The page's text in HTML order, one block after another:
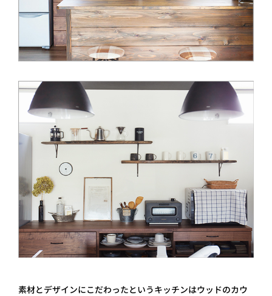
素材とデザインにこだわったというキッチンはウッドのカウ